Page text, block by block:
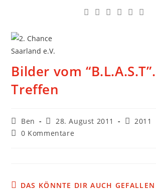
Bilder vom
Treffen
Ben 28. August 2011 2011
0 Kommentare
DAS KÖNNTE DIR AUCH GEFALLEN